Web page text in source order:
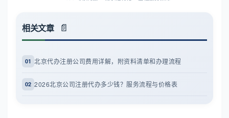
相关文章
01 北京代办注册公司费用详解，附资料清单和办理流程
02 2026北京公司注册代办多少钱？服务流程与价格表